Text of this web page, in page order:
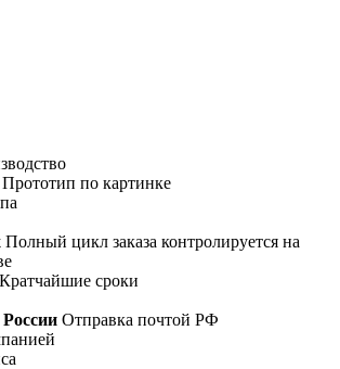
Прототип по картинке
Полный цикл заказа контролируется на
Кратчайшие сроки
Отправка почтой РФ